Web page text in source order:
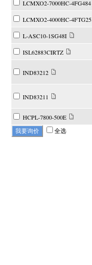
LCMXO2-7000HC-4FG484
LCMXO2-4000HC-4FTG25
L-ASC10-1SG48I
ISL62883CIRTZ
IND83212
IND83211
HCPL-7800-500E
全选